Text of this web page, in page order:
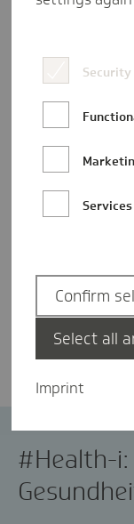
#Health-i:
Services
Imprint
Confirm
Select all